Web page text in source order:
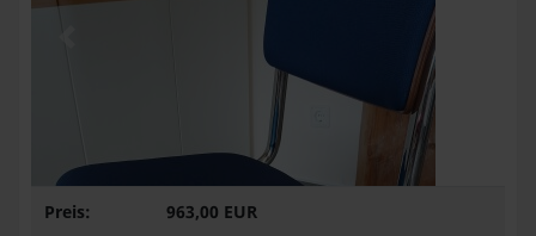
Preis: 963,00 EUR